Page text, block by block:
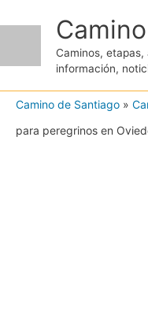
contenido
Caminos,
información,
Camino de Santiago »
para peregrinos en